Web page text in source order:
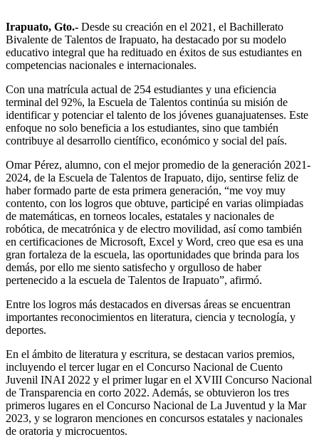
Irapuato, Gto.- Desde su creación en el 2021, el Bachillerato
Bivalente de Talentos de Irapuato, ha destacado por su modelo
educativo integral que ha redituado en éxitos de sus estudiantes en
competencias nacionales e internacionales.
Con una matrícula actual de 254 estudiantes y una eficiencia
terminal del 92%, la Escuela de Talentos continúa su misión de
identificar y potenciar el talento de los jóvenes guanajuatenses. Este
enfoque no solo beneficia a los estudiantes, sino que también
contribuye al desarrollo científico, económico y social del país.
Omar Pérez, alumno, con el mejor promedio de la generación 2021-
2024, de la Escuela de Talentos de Irapuato, dijo, sentirse feliz de
haber formado parte de esta primera generación, “me voy muy
contento, con los logros que obtuve, participé en varias olimpiadas
de matemáticas, en torneos locales, estatales y nacionales de
robótica, de mecatrónica y de electro movilidad, así como también
en certificaciones de Microsoft, Excel y Word, creo que esa es una
gran fortaleza de la escuela, las oportunidades que brinda para los
demás, por ello me siento satisfecho y orgulloso de haber
pertenecido a la escuela de Talentos de Irapuato”, afirmó.
Entre los logros más destacados en diversas áreas se encuentran
importantes reconocimientos en literatura, ciencia y tecnología, y
deportes.
En el ámbito de literatura y escritura, se destacan varios premios,
incluyendo el tercer lugar en el Concurso Nacional de Cuento
Juvenil INAI 2022 y el primer lugar en el XVIII Concurso Nacional
de Transparencia en corto 2022. Además, se obtuvieron los tres
primeros lugares en el Concurso Nacional de La Juventud y la Mar
2023, y se lograron menciones en concursos estatales y nacionales
de oratoria y microcuentos.